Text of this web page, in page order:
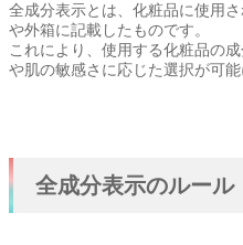
全成分表示とは、化粧品に使用
や外箱に記載したものです。
これにより、使用する化粧品の
や肌の敏感さに応じた選択が可能
全成分表示のルール